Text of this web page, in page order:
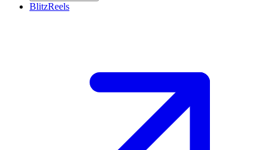
BlitzReels